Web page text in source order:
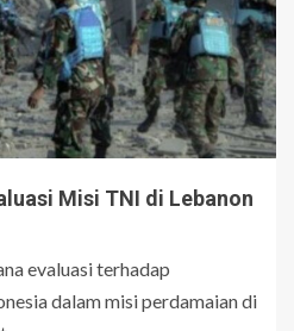
Misi TNI di Lebanon
evaluasi terhadap
dalam misi perdamaian di